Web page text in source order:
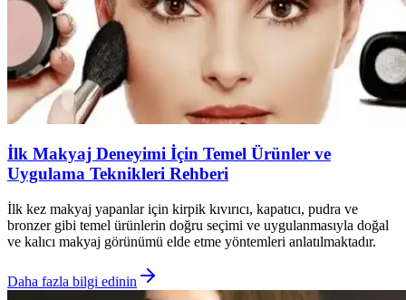
İlk Makyaj Deneyimi İçin Temel Ürünler ve
Uygulama Teknikleri Rehberi
İlk kez makyaj yapanlar için kirpik kıvırıcı, kapatıcı, pudra ve
bronzer gibi temel ürünlerin doğru seçimi ve uygulanmasıyla doğal
ve kalıcı makyaj görünümü elde etme yöntemleri anlatılmaktadır.
Daha fazla bilgi edinin